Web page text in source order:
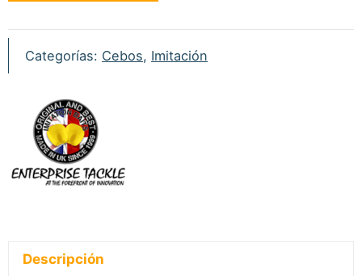
Verde
Categorías: Cebos, Imitación
Descripción